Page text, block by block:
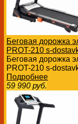
Беговая дорожка
PROT-210 s-
Беговая дорожка
PROT-210 s-
Подробнее
59 990 руб.